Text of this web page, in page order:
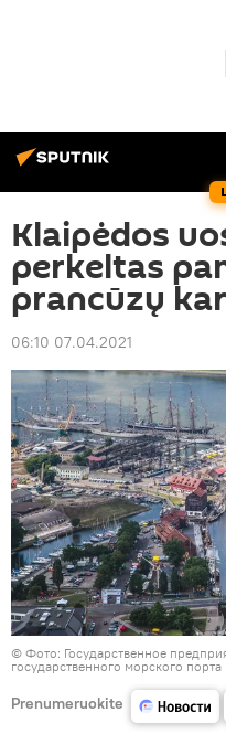
Klaipėdos
perkeltas
prancūzų
06:10 07.04.2021
© Фото: Государственное
государственного морского порта
Prenumeruokite